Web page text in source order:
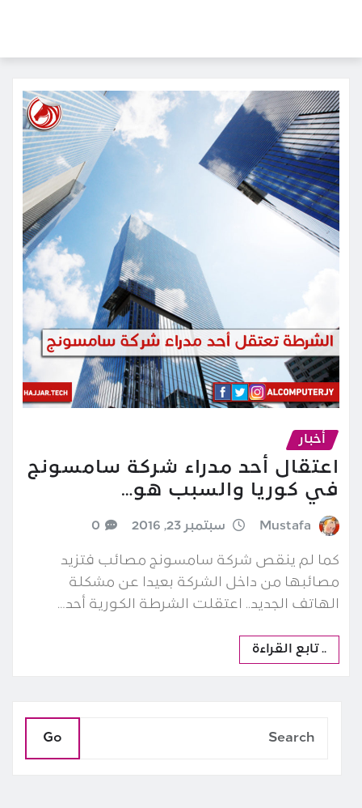
أخبار
اعتقال أحد مدراء شركة سامسونج
في كوريا والسبب هو…
Mustafa سبتمبر 23, 2016 0
كما لم ينقص شركة سامسونج مصائب فتزيد
مصائبها من داخل الشركة بعيدا عن مشكلة
الهاتف الجديد.. اعتقلت الشرطة الكورية أحد…
.. تابع القراءة
Go